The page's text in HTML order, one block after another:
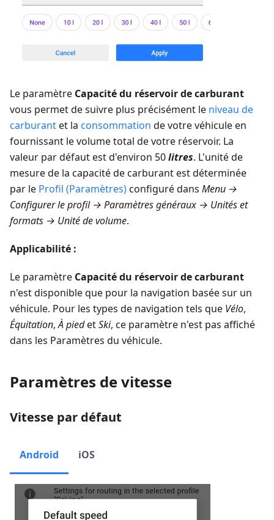
Le paramètre Capacité du réservoir de carburant
vous permet de suivre plus précisément le niveau de
carburantet la consommation de votre véhicule en
fournissant le volume total de votre réservoir. La
valeur par défaut est d'environ 50litres. L'unité de
mesure de la capacité de carburant est déterminée
par le Profil (Paramètres)configuré dans Menu →
Configurer le profil → Paramètres généraux → Unités et
formats → Unité de volume.
Applicabilité :
Le paramètre Capacité du réservoir de carburant
n'est disponible que pour la navigation basée sur un
véhicule. Pour les types de navigation tels que Vélo,
Équitation,À piedetSki, ce paramètre n'est pas affiché
dans les Paramètres du véhicule.
Paramètres de vitesse
Vitesse par défaut
Android iOS